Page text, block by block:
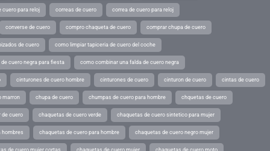
cuero para reloj correas de cuero correa de cuero para reloj
converse de cuero compro chaqueta de cuero comprar chupa de cuero
de cuero como limpiar tapiceria de cuero del coche
cuero negra para fiesta como combinar una falda de cuero negra
cinturones de cuero hombre cinturones de cuero cinturon de cuero cintas de cuero
marron chupa de cuero chumpas de cuero para hombre chquetas de cuero
de cuero chaquetas de cuero verde chaquetas de cuero sintetico para mujer
hombres chaquetas de cuero para hombre chaquetas de cuero negro mujer
de cuero mujer cortas chaquetas de cuero mujer chaquetas de cuero moto